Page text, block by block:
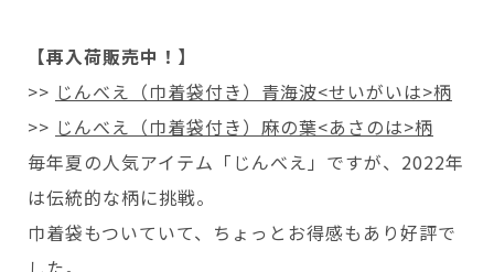
【再入荷販売中！】
>> じんべえ（巾着袋付き）青海波<せいがいは>柄
>> じんべえ（巾着袋付き）麻の葉<あさのは>柄
毎年夏の人気アイテム「じんべえ」ですが、2022年
は伝統的な柄に挑戦。
巾着袋もついていて、ちょっとお得感もあり好評で